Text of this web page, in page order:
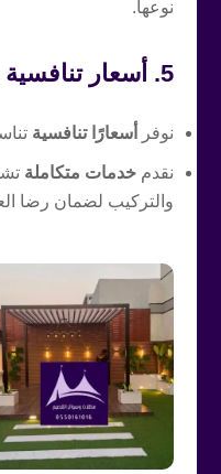
نوعها.
5. أسعار تنافسية وخدمات متكاملة
نوفر أسعارًا تنافسية
نقدم خدمات متكاملة
والتركيب لضمان رضا